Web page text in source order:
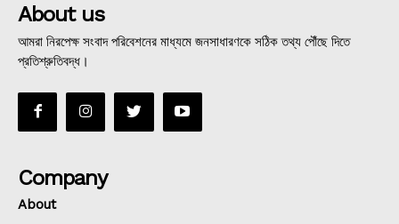
About us
আমরা নিরপেক্ষ সংবাদ পরিবেশনের মাধ্যমে জনসাধারণকে সঠিক তথ্য পৌঁছে দিতে
প্রতিশ্রুতিবদ্ধ।
Company
About